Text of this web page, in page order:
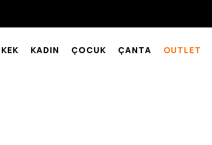
KADIN ÇOCUK ÇANTA OUTLET